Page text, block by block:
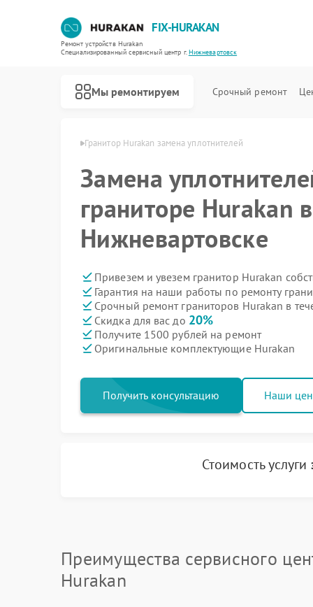
FIX-HURAKAN
Ремонт устройств Hurakan
Специализированный cервисный центр г.Нижневартовск
Мы ремонтируем Срочный ремонт
Гранитор Hurakan замена уплотнителей
Замена
граниторе Hurakan в
Нижневартовске
Привезем и увезем гранитор Hurakan
Гарантия на наши работы по ремонту
Срочный ремонт граниторов Hurakan в
Скидка для вас до 20%
Получите 1500 рублей на ремонт
Оригинальные комплектующие Hurakan
Получить консультацию Наши
Стоимость услуги
Преимущества сервисного
Hurakan